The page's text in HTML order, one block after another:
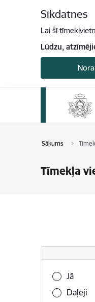
Sīkdatnes
Lai šī
Lūdzu,
Sākums
Tīmekļa
Vai šī
Jā
Daļēji